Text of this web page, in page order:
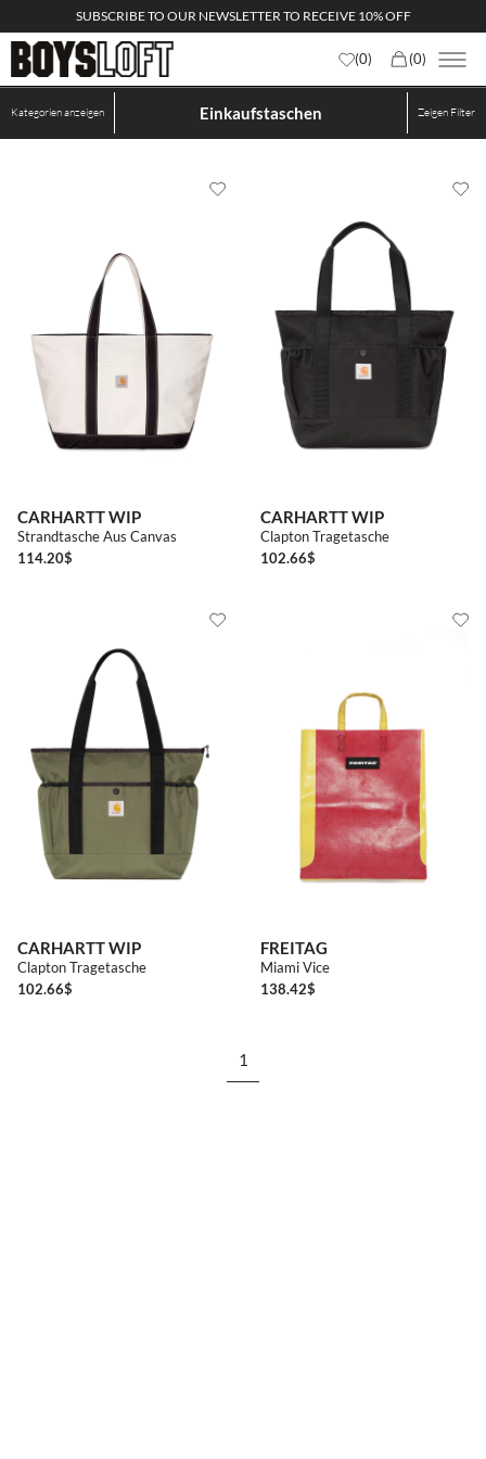
SUBSCRIBE TO OUR NEWSLETTER TO RECEIVE 10% OFF
(0) (0)
Kategorien anzeigen Einkaufstaschen Zeigen Filter
CARHARTT WIP
Strandtasche Aus Canvas
114.20$
CARHARTT WIP
Clapton Tragetasche
102.66$
CARHARTT WIP
Clapton Tragetasche
102.66$
FREITAG
Miami Vice
138.42$
1